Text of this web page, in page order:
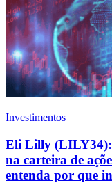
Investimentos
Eli Lilly (LILY34):
na carteira de
entenda por que